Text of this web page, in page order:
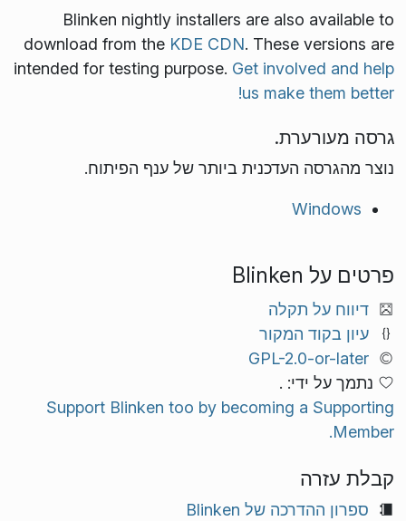
Blinken nightly installers are also available to
download from the KDE CDN. These versions are
intended for testing purpose. Get involved and help
us make them better!
גרסה מעורערת.
נוצר מהגרסה העדכנית ביותר של ענף הפיתוח.
Windows
פרטים על Blinken
דיווח על תקלה
עיון בקוד המקור
GPL-2.0-or-later
נתמך על ידי: .
Support Blinken too by becoming a Supporting
Member.
קבלת עזרה
ספרון ההדרכה של Blinken